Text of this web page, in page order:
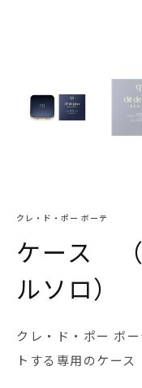
クレ・ド・ポー ボーテ
ケース （
ルソロ）
クレ・ド・ポー ボ
トする専用のケース